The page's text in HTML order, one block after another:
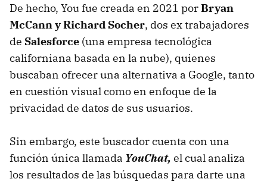
De hecho, You fue creada en 2021 porBryan
McCann y Richard Socher, dos ex trabajadores
de Salesforce (una empresa tecnológica
californiana basada en la nube), quienes
buscaban ofrecer una alternativa a Google, tanto
en cuestión visual como en enfoque de la
privacidad de datos de sus usuarios.
Sin embargo, este buscador cuenta con una
función única llamada YouChat, el cual analiza
los resultados de las búsquedas para darte una